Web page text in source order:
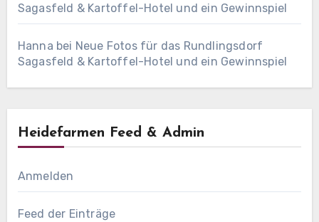
Sagasfeld & Kartoffel-Hotel und ein Gewinnspiel
Hanna bei Neue Fotos für das Rundlingsdorf
Sagasfeld & Kartoffel-Hotel und ein Gewinnspiel
Heidefarmen Feed & Admin
Anmelden
Feed der Einträge